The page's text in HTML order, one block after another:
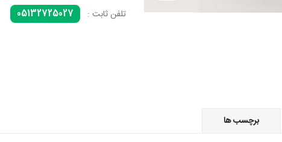
تلفن ثابت :
05132725027
برچسب ها